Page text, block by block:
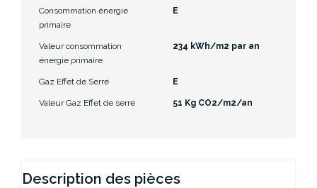
Consommation énergie
primaire
E
Valeur consommation
énergie primaire
234 kWh/m2 par an
Gaz Effet de Serre E
Valeur Gaz Effet de serre 51 Kg CO2/m2/an
Description des pièces